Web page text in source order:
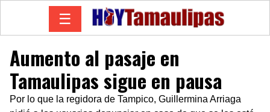
☰
Aumento al pasaje en
Tamaulipas sigue en pausa
Por lo que la regidora de Tampico, Guillermina Arriaga